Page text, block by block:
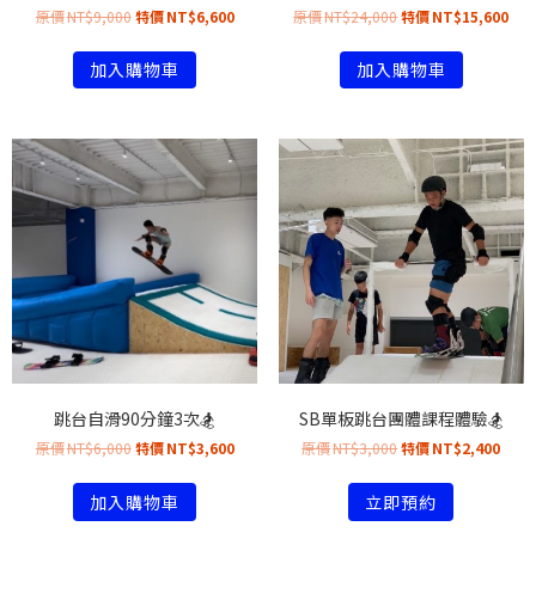
NT$9,000 NT$6,600
加入購物車
NT$24,000 NT$15,600
加入購物車
跳台自滑90分鐘3次🏂
NT$6,000 NT$3,600
加入購物車
SB單板跳台團體課程體驗🏂
NT$3,000 NT$2,400
立即預約